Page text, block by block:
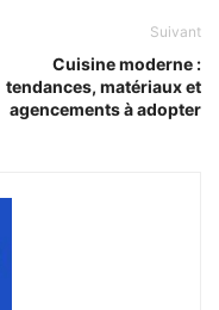
Suivant
Cuisine moderne :
tendances, matériaux et
agencements à adopter